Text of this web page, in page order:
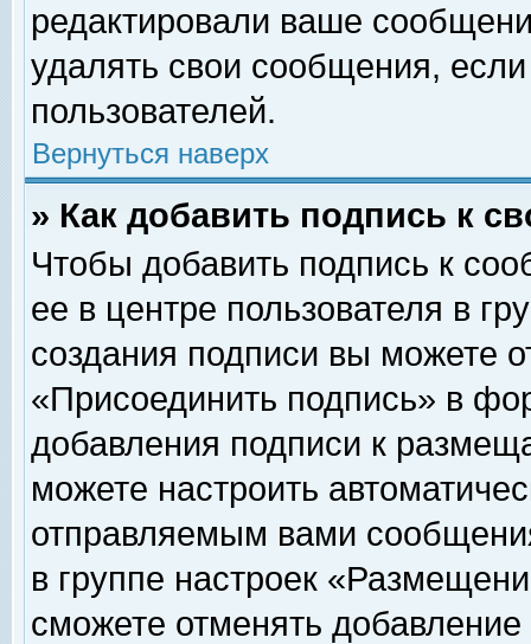
редактировали ваше
удалять свои сообщения,
пользователей.
Вернуться наверх
» Как добавить подпись к
Чтобы добавить подпись к
ее в центре пользователя в
создания подписи вы можете
«Присоединить подпись» в
добавления подписи к
можете настроить
отправляемым вами
в группе настроек
сможете отменять